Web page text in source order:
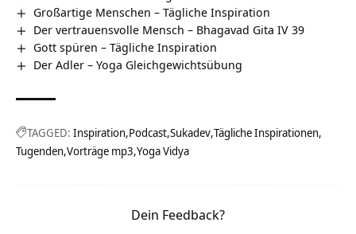
Großartige Menschen – Tägliche Inspiration
Der vertrauensvolle Mensch – Bhagavad Gita IV 39
Gott spüren – Tägliche Inspiration
Der Adler – Yoga Gleichgewichtsübung
TAGGED: Inspiration Podcast Sukadev Tägliche Inspirationen
Tugenden Vorträge mp3 Yoga Vidya
Dein Feedback?